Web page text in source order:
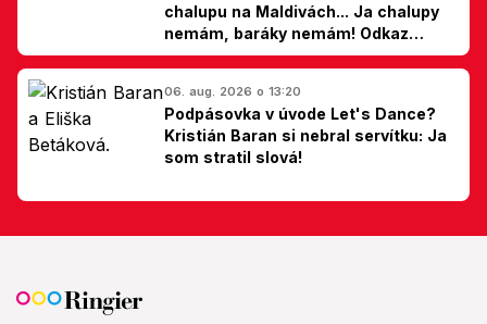
chalupu na Maldivách... Ja chalupy
nemám, baráky nemám! Odkaz
Slovákom
06. aug. 2026 o 13:20
Podpásovka v úvode Let's Dance?
Kristián Baran si nebral servítku: Ja
som stratil slová!